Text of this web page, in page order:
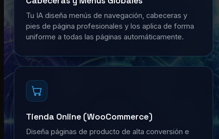
Tu IA diseña menús de navegación, cabeceras y
pies de página profesionales y los aplica de forma
uniforme a todas las páginas automáticamente.
Tienda Online (WooCommerce)
Diseña páginas de producto de alta conversión e